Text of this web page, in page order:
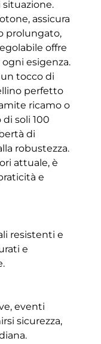
assicura
prolungato,
offre
esigenza.
tocco di
perfetto
ricamo o
soli 100
di
robustezza.
attuale, è
e
resistenti e
e
eventi
sicurezza,